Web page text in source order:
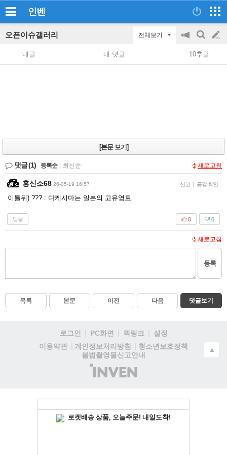
인벤
오픈이슈갤러리 전체보기
공
지
on/off
검
색
글
쓰
내글 내 댓글 10추글
[본문 보기]
댓글(1) 등록순 최신순 새로고침
흥신소68 26-05-19 16:57 신고 | 공감 확인
이틀뒤) ??? : 다케시마는 일본의 고유영토
답글 0
0
새로고침
등록
목록 본문 이전 다음 댓글보기
로그인 PC화면 퀵링크
설정
이용약관
개인정보처리방침
청소년보호정책
불법촬영물신고안내
(주)
인
▲